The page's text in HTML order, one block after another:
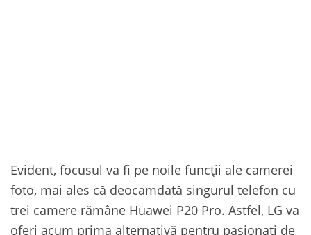
Evident, focusul va fi pe noile funcții ale camerei
foto, mai ales că deocamdată singurul telefon cu
trei camere rămâne Huawei P20 Pro. Astfel, LG va
oferi acum prima alternativă pentru pasionați de